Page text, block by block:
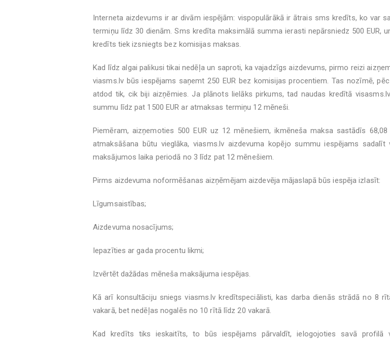
Interneta aizdevums ir ar divām iespējām: vispopulārākā ir ātrais sms kredīts, ko var
termiņu līdz 30 dienām. Sms kredīta maksimālā summa ierasti nepārsniedz 500 EUR,
kredīts tiek izsniegts bez komisijas maksas.
Kad līdz algai palikusi tikai nedēļa un saproti, ka vajadzīgs aizdevums, pirmo reizi
viasms.lv būs iespējams saņemt 250 EUR bez komisijas procentiem. Tas nozīmē,
atdod tik, cik biji aizņēmies. Ja plānots lielāks pirkums, tad naudas kredītā
summu līdz pat 1500 EUR ar atmaksas termiņu 12 mēneši.
Piemēram, aizņemoties 500 EUR uz 12 mēnešiem, ikmēneša maksa sastādīs 68,08
atmaksāšana būtu vieglāka, viasms.lv aizdevuma kopējo summu iespējams sadalīt
maksājumos laika periodā no 3 līdz pat 12 mēnešiem.
Pirms aizdevuma noformēšanas aizņēmējam aizdevēja mājaslapā būs iespēja izlasīt:
Līgumsaistības;
Aizdevuma nosacījums;
Iepazīties ar gada procentu likmi;
Izvērtēt dažādas mēneša maksājuma iespējas.
Kā arī konsultāciju sniegs viasms.lv kredītspeciālisti, kas darba dienās strādā no 8
vakarā, bet nedēļas nogalēs no 10 rītā līdz 20 vakarā.
Kad kredīts tiks ieskaitīts, to būs iespējams pārvaldīt, ielogojoties savā profilā